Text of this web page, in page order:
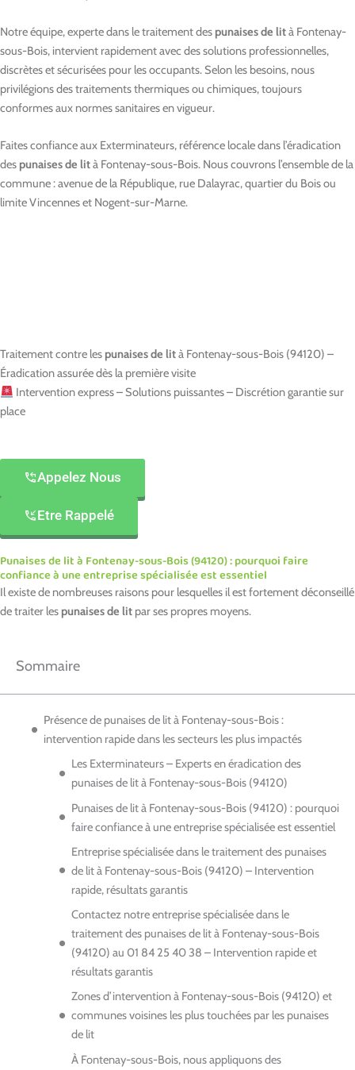
Notre équipe, experte dans le traitement des punaises de lità Fontenay-
sous-Bois, intervient rapidement avec des solutions professionnelles,
discrètes et sécurisées pour les occupants. Selon les besoins, nous
privilégions des traitements thermiques ou chimiques, toujours
conformes aux normes sanitaires en vigueur.
Faites confiance aux Exterminateurs, référence locale dans l’éradication
des punaises de lità Fontenay-sous-Bois. Nous couvrons l’ensemble de la
commune : avenue de la République, rue Dalayrac, quartier du Bois ou
limite Vincennes et Nogent-sur-Marne.
Traitement contre les punaises de lità Fontenay-sous-Bois (94120) –
Éradication assurée dès la première visite
Intervention express – Solutions puissantes – Discrétion garantie sur
place
Appelez Nous
Etre Rappelé
Punaises de lit à Fontenay-sous-Bois (94120) : pourquoi faire
confiance à une entreprise spécialisée est essentiel
Il existe de nombreuses raisons pour lesquelles il est fortement déconseillé
de traiter les punaises de lit par ses propres moyens.
Sommaire
Présence de punaises de lit à Fontenay-sous-Bois :
intervention rapide dans les secteurs les plus impactés
Les Exterminateurs – Experts en éradication des
punaises de lit à Fontenay-sous-Bois (94120)
Punaises de lit à Fontenay-sous-Bois (94120) : pourquoi
faire confiance à une entreprise spécialisée est essentiel
Entreprise spécialisée dans le traitement des punaises
de lit à Fontenay-sous-Bois (94120) – Intervention
rapide, résultats garantis
Contactez notre entreprise spécialisée dans le
traitement des punaises de lit à Fontenay-sous-Bois
(94120) au 01 84 25 40 38 – Intervention rapide et
résultats garantis
Zones d’intervention à Fontenay-sous-Bois (94120) et
communes voisines les plus touchées par les punaises
de lit
À Fontenay-sous-Bois, nous appliquons des